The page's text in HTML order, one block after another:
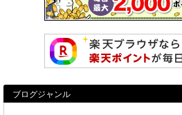
ブログジャンル